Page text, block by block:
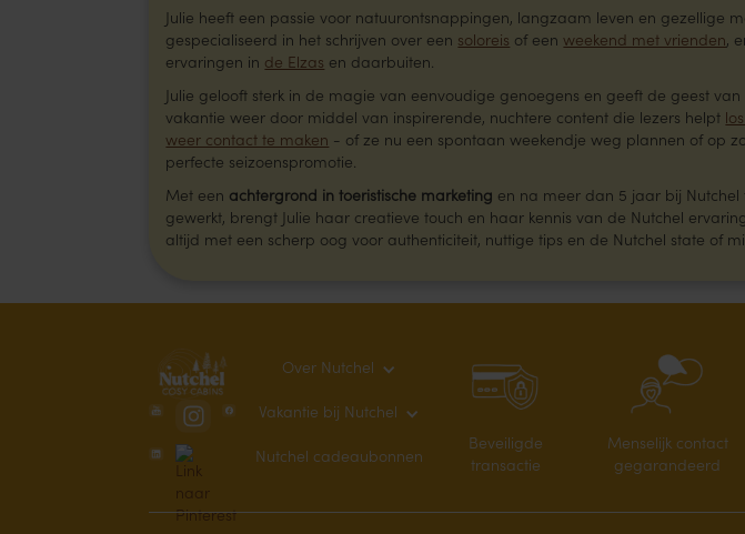
Julie heeft een passie voor natuurontsnappingen, langzaam leven en gezellige
gespecialiseerd in het schrijven over een soloreis of eenweekend met vrienden,
ervaringen in de Elzas en daarbuiten.
Julie gelooft sterk in de magie van eenvoudige genoegens en geeft de geest van
vakantie weer door middel van inspirerende, nuchtere content die lezers helpt
weer contact te maken - of ze nu een spontaan weekendje weg plannen of op
perfecte seizoenspromotie.
Met een achtergrond in toeristische marketing en na meer dan 5 jaar bij Nutchel
gewerkt, brengt Julie haar creatieve touch en haar kennis van de Nutchel
altijd met een scherp oog voor authenticiteit, nuttige tips en de Nutchel state of
Over Nutchel
Vakantie bij Nutchel
Nutchel cadeaubonnen
Beveiligde
transactie
Menselijk contact
gegarandeerd